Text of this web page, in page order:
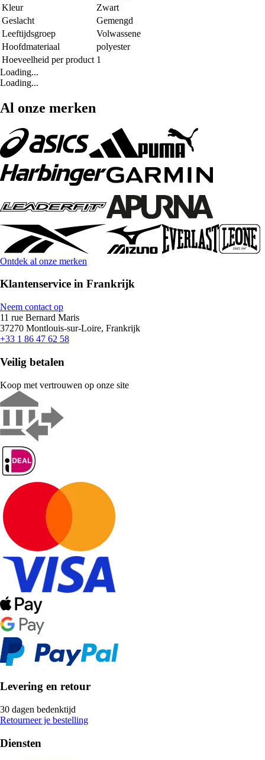
Kleur
Zwart
Geslacht
Gemengd
Leeftijdsgroep
Volwassene
Hoofdmateriaal
polyester
Hoeveelheid per product 1
Loading...
Loading...
Al onze merken
Ontdek al onze merken
Klantenservice in Frankrijk
Neem contact op
11 rue Bernard Maris
37270 Montlouis-sur-Loire, Frankrijk
+33 1 86 47 62 58
Veilig betalen
Koop met vertrouwen op onze site
Levering en retour
30 dagen bedenktijd
Retourneer je bestelling
Diensten